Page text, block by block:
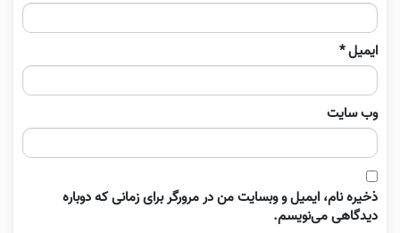
ایمیل*
وب‌ سایت
ذخیره نام، ایمیل و وبسایت من در مرورگر برای زمانی که دوباره
دیدگاهی می‌نویسم.